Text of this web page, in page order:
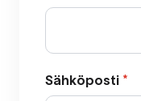
Sähköposti *